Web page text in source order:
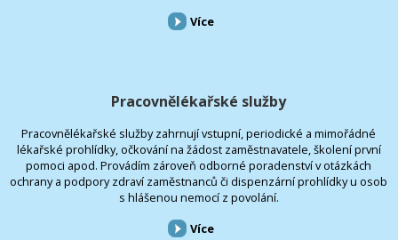
Více
Pracovnělékařské služby
Pracovnělékařské služby zahrnují vstupní, periodické a mimořádné
lékařské prohlídky, očkování na žádost zaměstnavatele, školení první
pomoci apod. Provádím zároveň odborné poradenství v otázkách
ochrany a podpory zdraví zaměstnanců či dispenzární prohlídky u osob
s hlášenou nemocí z povolání.
Více